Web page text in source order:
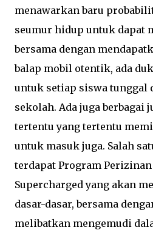
menawarkan baru
seumur hidup untuk dapat
bersama dengan
balap mobil otentik, ada
untuk setiap siswa tunggal
sekolah. Ada juga
tertentu yang tertentu
untuk masuk juga. Salah
terdapat Program
Supercharged yang akan
dasar-dasar, bersama
melibatkan mengemudi